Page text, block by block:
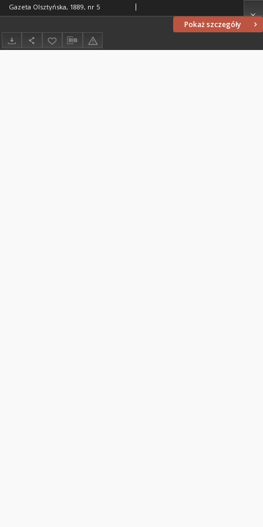
Pokaż szczegóły
Gazeta Olsztyńska, 1889, nr 5